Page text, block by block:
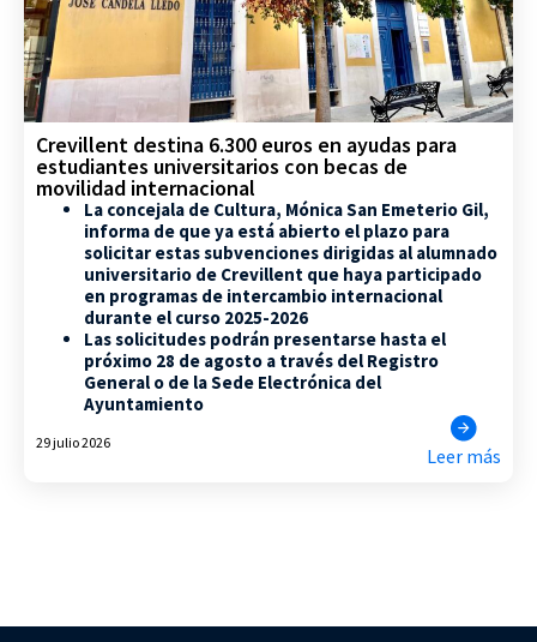
Crevillent destina 6.300 euros en ayudas para
estudiantes universitarios con becas de
movilidad internacional
La concejala de Cultura, Mónica San Emeterio Gil,
informa de que ya está abierto el plazo para
solicitar estas subvenciones dirigidas al alumnado
universitario de Crevillent que haya participado
en programas de intercambio internacional
durante el curso 2025-2026
Las solicitudes podrán presentarse hasta el
próximo 28 de agosto a través del Registro
General o de la Sede Electrónica del
Ayuntamiento
29 julio 2026
Leer más